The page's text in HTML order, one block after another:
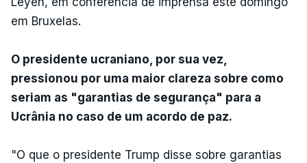
em Bruxelas.
O presidente ucraniano, por sua vez,
pressionou por uma maior clareza sobre como
seriam as "garantias de segurança" para a
Ucrânia no caso de um acordo de paz.
"O que o presidente Trump disse sobre garantias